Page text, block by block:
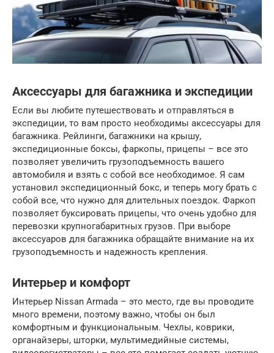
Аксессуары для багажника и экспедиции
Если вы любите путешествовать и отправляться в
экспедиции, то вам просто необходимы аксессуары для
багажника. Рейлинги, багажники на крышу,
экспедиционные боксы, фаркопы, прицепы – все это
позволяет увеличить грузоподъемность вашего
автомобиля и взять с собой все необходимое. Я сам
установил экспедиционный бокс, и теперь могу брать с
собой все, что нужно для длительных поездок. Фаркоп
позволяет буксировать прицепы, что очень удобно для
перевозки крупногабаритных грузов. При выборе
аксессуаров для багажника обращайте внимание на их
грузоподъемность и надежность крепления.
Интерьер и комфорт
Интерьер Nissan Armada – это место, где вы проводите
много времени, поэтому важно, чтобы он был
комфортным и функциональным. Чехлы, коврики,
органайзеры, шторки, мультимедийные системы,